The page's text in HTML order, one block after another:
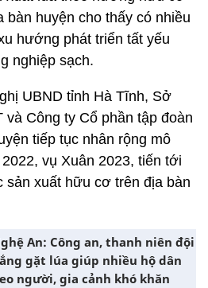
bàn huyện cho thấy có nhiều
hướng phát triển tất yếu
nghiệp sạch.
UBND tỉnh Hà Tĩnh, Sở
và Công ty Cổ phần tập đoàn
tiếp tục nhân rộng mô
vụ Xuân 2023, tiến tới
xuất hữu cơ trên địa bàn
An: Công an, thanh niên đội
gặt lúa giúp nhiều hộ dân
người, gia cảnh khó khăn